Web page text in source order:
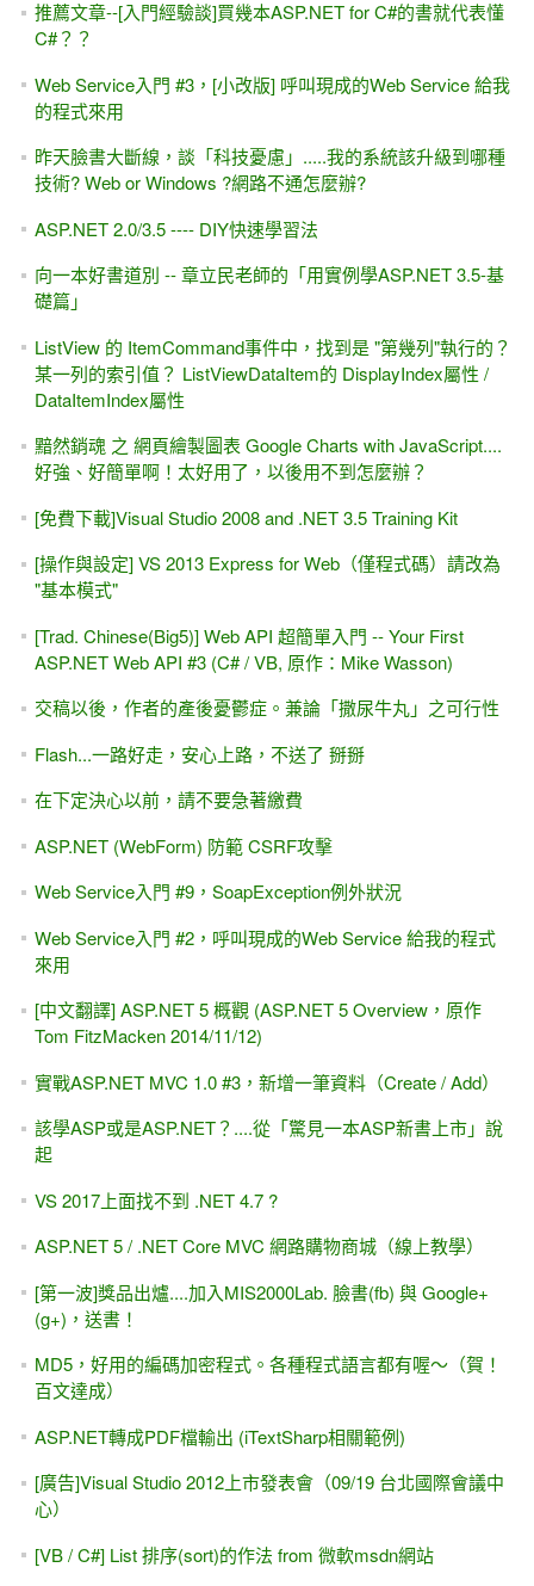
推薦文章--[入門經驗談]買幾本ASP.NET for C#的書就代表懂
C#？？
Web Service入門 #3，[小改版] 呼叫現成的Web Service 給我
的程式來用
昨天臉書大斷線，談「科技憂慮」.....我的系統該升級到哪種
技術? Web or Windows ?網路不通怎麼辦?
ASP.NET 2.0/3.5 ---- DIY快速學習法
向一本好書道別 -- 章立民老師的「用實例學ASP.NET 3.5-基
礎篇」
ListView 的 ItemCommand事件中，找到是 "第幾列"執行的？
某一列的索引值？ ListViewDataItem的 DisplayIndex屬性 /
DataItemIndex屬性
黯然銷魂 之 網頁繪製圖表 Google Charts with JavaScript....
好強、好簡單啊！太好用了，以後用不到怎麼辦？
[免費下載]Visual Studio 2008 and .NET 3.5 Training Kit
[操作與設定] VS 2013 Express for Web（僅程式碼）請改為
"基本模式"
[Trad. Chinese(Big5)] Web API 超簡單入門 -- Your First
ASP.NET Web API #3 (C# / VB, 原作：Mike Wasson)
交稿以後，作者的產後憂鬱症。兼論「撒尿牛丸」之可行性
Flash...一路好走，安心上路，不送了 掰掰
在下定決心以前，請不要急著繳費
ASP.NET (WebForm) 防範 CSRF攻擊
Web Service入門 #9，SoapException例外狀況
Web Service入門 #2，呼叫現成的Web Service 給我的程式
來用
[中文翻譯] ASP.NET 5 概觀 (ASP.NET 5 Overview，原作
Tom FitzMacken 2014/11/12)
實戰ASP.NET MVC 1.0 #3，新增一筆資料（Create / Add）
該學ASP或是ASP.NET？....從「驚見一本ASP新書上市」說
起
VS 2017上面找不到 .NET 4.7 ?
ASP.NET 5 / .NET Core MVC 網路購物商城（線上教學）
[第一波]獎品出爐....加入MIS2000Lab. 臉書(fb) 與 Google+
(g+)，送書！
MD5，好用的編碼加密程式。各種程式語言都有喔～（賀！
百文達成）
ASP.NET轉成PDF檔輸出 (iTextSharp相關範例)
[廣告]Visual Studio 2012上市發表會（09/19 台北國際會議中
心）
[VB / C#] List 排序(sort)的作法 from 微軟msdn網站